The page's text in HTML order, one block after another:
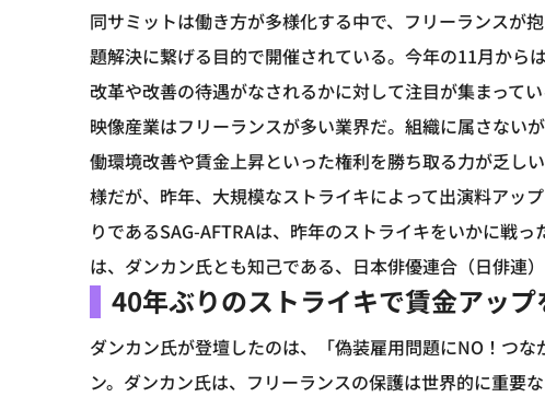
同サミットは働き方が多様化する中で、フリーランスが
題解決に繋げる目的で開催されている。今年の11月から
改革や改善の待遇がなされるかに対して注目が集まって
映像産業はフリーランスが多い業界だ。組織に属さない
働環境改善や賃金上昇といった権利を勝ち取る力が乏し
様だが、昨年、大規模なストライキによって出演料アッ
りであるSAG-AFTRAは、昨年のストライキをいかに戦
は、ダンカン氏とも知己である、日本俳優連合（日俳連
40年ぶりのストライキで賃金アッ
ダンカン氏が登壇したのは、「偽装雇用問題にNO！つ
ン。ダンカン氏は、フリーランスの保護は世界的に重要